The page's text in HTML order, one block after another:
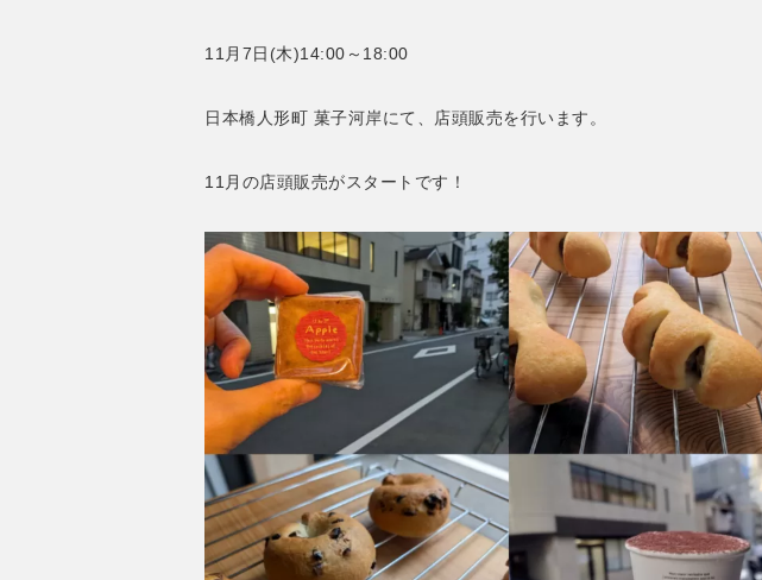
11月7日(木)14:00～18:00
日本橋人形町 菓子河岸にて、店頭販売を行います。
11月の店頭販売がスタートです！